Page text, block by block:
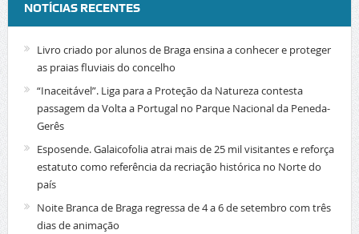
NOTÍCIAS RECENTES
Livro criado por alunos de Braga ensina a conhecer e proteger
as praias fluviais do concelho
“Inaceitável”. Liga para a Proteção da Natureza contesta
passagem da Volta a Portugal no Parque Nacional da Peneda-
Gerês
Esposende. Galaicofolia atrai mais de 25 mil visitantes e reforça
estatuto como referência da recriação histórica no Norte do
país
Noite Branca de Braga regressa de 4 a 6 de setembro com três
dias de animação